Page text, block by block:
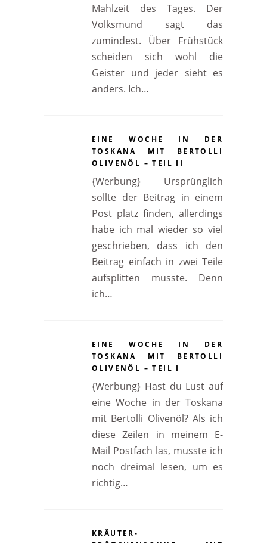
Mahlzeit des Tages. Der
Volksmund sagt das
zumindest. Über Frühstück
scheiden sich wohl die
Geister und jeder sieht es
anders. Ich…
EINE WOCHE IN DER
TOSKANA MIT BERTOLLI
OLIVENÖL – TEIL II
{Werbung} Ursprünglich
sollte der Beitrag in einem
Post platz finden, allerdings
habe ich mal wieder so viel
geschrieben, dass ich den
Beitrag einfach in zwei Teile
aufsplitten musste. Denn
ich…
EINE WOCHE IN DER
TOSKANA MIT BERTOLLI
OLIVENÖL – TEIL I
{Werbung} Hast du Lust auf
eine Woche in der Toskana
mit Bertolli Olivenöl? Als ich
diese Zeilen in meinem E-
Mail Postfach las, musste ich
noch dreimal lesen, um es
richtig…
KRÄUTER-